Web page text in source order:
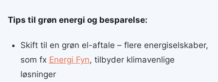
Tips til grøn energi og besparelse:
Skift til en grøn el-aftale – flere energiselskaber,
som fx Energi Fyn, tilbyder klimavenlige
løsninger